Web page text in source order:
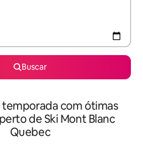
Buscar
com ótimas
de Ski Mont Blanc
Quebec